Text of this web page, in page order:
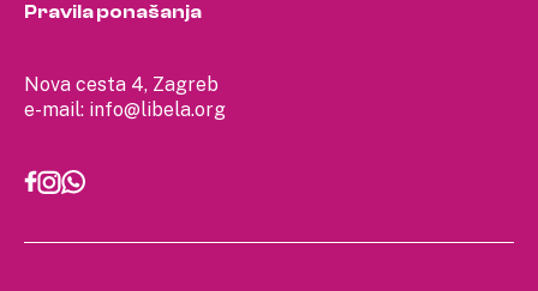
Nova cesta 4, Zagreb
e-mail: info@libela.org
Pravila ponašanja